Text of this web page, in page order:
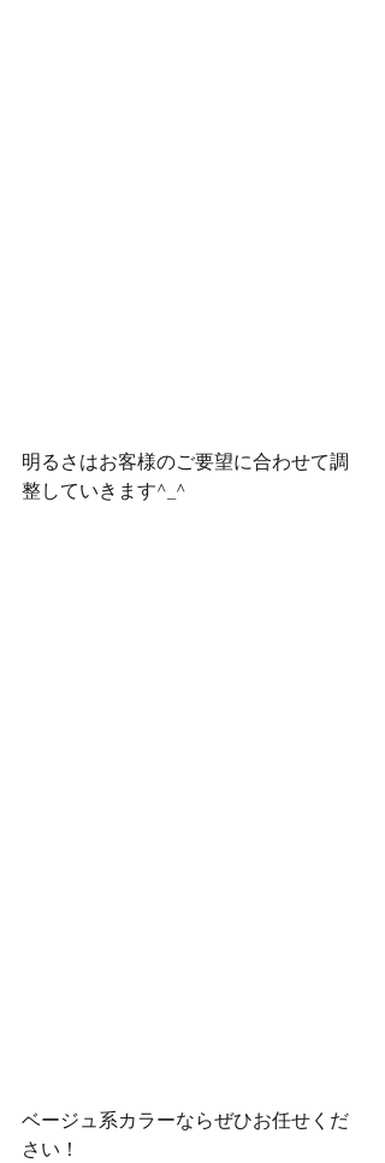
明るさはお客様のご要望に合わせて調
整していきます^_^
ベージュ系カラーならぜひお任せくだ
さい！